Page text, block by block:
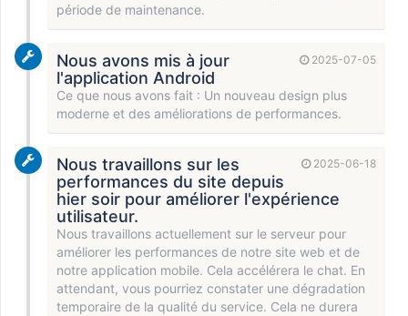
période de maintenance.
2025-07-05
Nous avons mis à jour
l'application Android
Ce que nous avons fait : Un nouveau design plus
moderne et des améliorations de performances.
2025-06-18
Nous travaillons sur les
performances du site depuis
hier soir pour améliorer l'expérience
utilisateur.
Nous travaillons actuellement sur le serveur pour
améliorer les performances de notre site web et de
notre application mobile. Cela accélérera le chat. En
attendant, vous pourriez constater une dégradation
temporaire de la qualité du service. Cela ne durera